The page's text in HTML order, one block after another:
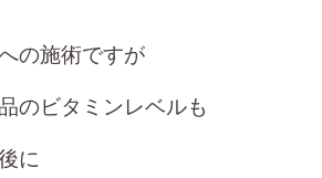
の施術ですが
のビタミンレベルも
に